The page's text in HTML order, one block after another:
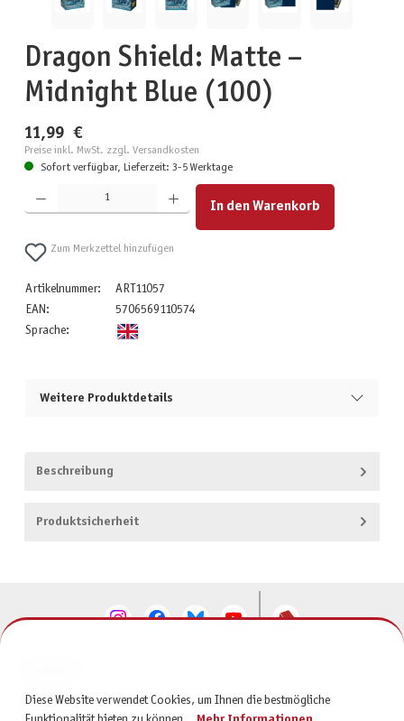
Dragon Shield: Matte –
Midnight Blue (100)
11,99 €
Preise inkl. MwSt. zzgl. Versandkosten
Sofort verfügbar, Lieferzeit: 3-5 Werktage
Produkt Anzahl: Gib den gewünschten Wert ein oder benutze die Schaltflächen um die Anzahl zu
In den Warenkorb
Zum Merkzettel hinzufügen
Artikelnummer:
ART11057
EAN:
5706569110574
Sprache:
Weitere Produktdetails
Beschreibung
Produktsicherheit
SERVICE
Diese Website verwendet Cookies, um Ihnen die bestmögliche